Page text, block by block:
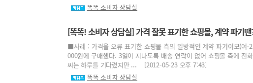
똑똑 소비자 상담실
[똑똑! 소비자 상담실] 가격 잘못 표기한 쇼핑몰, 계약 파기
■사례 : 가격을 오류 표기한 쇼핑몰 측의 일방적인 계약 파기이모(여
000원에 구매했다. 3일이 지나도록 배송 연락이 없어 쇼핑몰 측에 전
씨는 하루를 기다렸지만 ... [2012-05-23 오후 7:43]
똑똑 소비자 상담실